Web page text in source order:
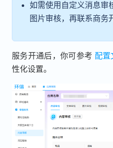
如需使用自定义消息审
图片审核，再联系商务
服务开通后，你可参考 配置
性化设置。